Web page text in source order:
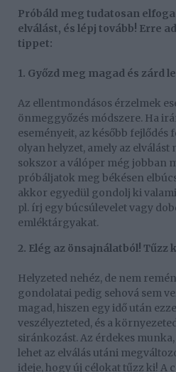
Próbáld meg tudatosan
elválást, és lépj tovább! Erre
tippet:
1. Győzd meg magad és zárd
Az ellentmondásos érzelmek
önmeggyőzés módszere. Ha
eseményeit, az később fejlődés
olyan helyzet, amely az
sokszor a válóper még jobban
próbáljatok meg békésen
akkor egyedül gondolj ki
pl. írj egy búcsúlevelet vagy
emléktárgyakat.
2. Elég az önsajnálatból! Tűzz
Helyzeted nehéz, de nem
gondolatai pedig sehová sem
magad, hiszen egy idő után
veszélyezteted, és a
siránkozást. Az érdekes
lehet az elválás utáni
ideje, hogy új célokat tűzz ki! A